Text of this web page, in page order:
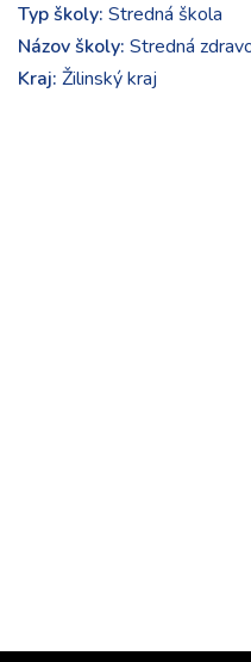
Typ školy: Stredná škola
Názov školy: Stredná
Kraj: Žilinský kraj